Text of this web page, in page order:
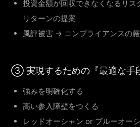
投資金額が回収できなくなるリ
リターンの提案
風評被害 → コンプライアンスの
③ 実現するための『最適な手
強みを明確化する
高い参入障壁をつくる
レッドオーシャン or ブルーオー